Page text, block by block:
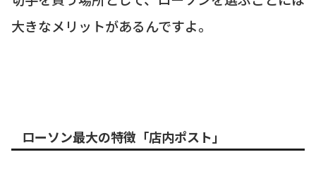
大きなメリットがあるんですよ。
ローソン最大の特徴「店内ポスト」